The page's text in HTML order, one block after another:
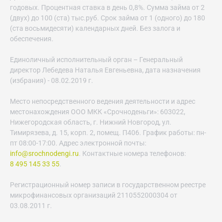
годовых. Процентная ставка в день 0,8%. Сумма займа от 2
(двух) до 100 (ста) тыс.руб. Срок займа от 1 (одного) до 180
(ста восьмидесяти) календарных дней. Без залога и
обеспечения.
Единоличный исполнительный орган – Генеральный
директор Лебедева Наталья Евгеньевна, дата назначения
(избрания) - 08.02.2019 г.
Место непосредственного ведения деятельности и адрес
местонахождения ООО МКК «Срочноденьги»: 603022,
Нижегородская область, г. Нижний Новгород, ул.
Тимирязева, д. 15, корп. 2, помещ. П406. График работы: пн-
пт 08:00-17:00. Адрес электронной почты:
info@srochnodengi.ru . Контактные номера телефонов:
8 495 145 33 55
Регистрационный номер записи в государственном реестре
микрофинансовых организаций 2110552000304 от
03.08.2011 г.